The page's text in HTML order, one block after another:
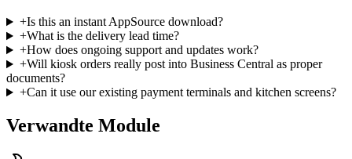
+Is this an instant AppSource download?
+What is the delivery lead time?
+How does ongoing support and updates work?
+Will kiosk orders really post into Business Central as proper
documents?
+Can it use our existing payment terminals and kitchen screens?
Verwandte Module